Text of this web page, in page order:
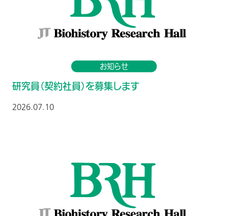
お知らせ
研究員（契約社員）を募集します
2026.07.10